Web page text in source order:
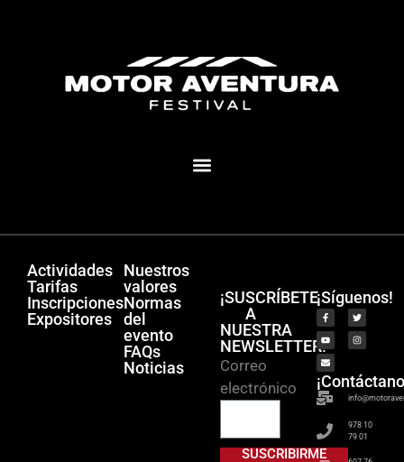
Actividades
Tarifas
Inscripciones
Expositores
Nuestros
valores
Normas
del
evento
FAQs
Noticias
¡SUSCRÍBETE
A
NUESTRA
NEWSLETTER!
Correo
electrónico
SUSCRIBIRME
¡Síguenos!
978 10
79 01